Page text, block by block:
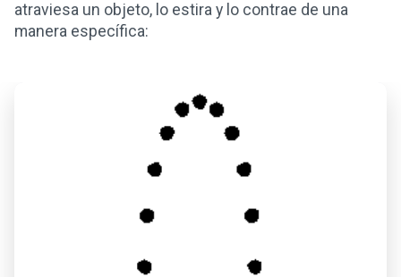
atraviesa un objeto, lo estira y lo contrae de una
manera específica: